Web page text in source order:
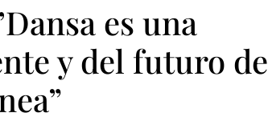
es una
y del futuro de